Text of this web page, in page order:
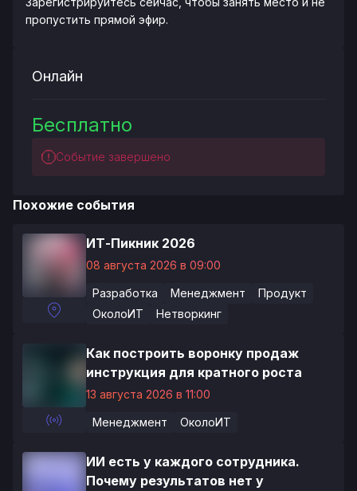
пропустить прямой эфир.
Онлайн
Бесплатно
Событие завершено
Похожие события
ИТ-Пикник 2026
08 августа 2026 в 09:00
Разработка Менеджмент
Продукт
ОколоИТ
Нетворкинг
Как построить воронку продаж
инструкция для кратного роста
13 августа 2026 в 11:00
Менеджмент ОколоИТ
ИИ есть у каждого сотрудника.
Почему результатов нет у